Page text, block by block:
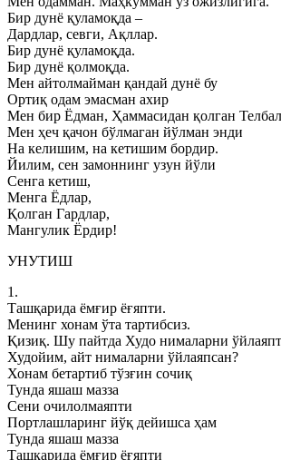
Бир дунё қуламоқда –
Дардлар, севги, Ақллар.
Бир дунё қуламоқда.
Бир дунё қолмоқда.
Мен айтолмайман қандай дунё бу
Ортиқ одам эмасман ахир
Мен бир Ёдман, Ҳаммасидан қолган
Мен ҳеч қачон бўлмаган йўлман энди
На келишим, на кетишим бордир.
Йилим, сен замоннинг узун йўли
Сенга кетиш,
Менга Ёдлар,
Қолган Гардлар,
Мангулик Ёрдир!
УНУТИШ
1.
Ташқарида ёмғир ёғяпти.
Менинг хонам ўта тартибсиз.
Қизиқ. Шу пайтда Худо нималарни
Худойим, айт нималарни ўйлаяпсан?
Хонам бетартиб тўзғин сочиқ
Тунда яшаш мазза
Сени очилолмаяпти
Портлашларинг йўқ дейишса ҳам
Тунда яшаш мазза
Ташқарида ёмғир ёғяпти